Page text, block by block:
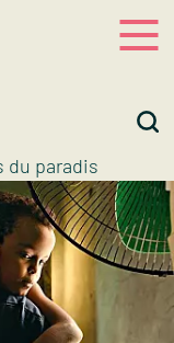
du paradis